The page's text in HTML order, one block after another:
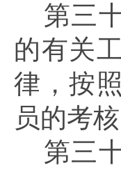
第三
的有关
律，按
员的考
第三